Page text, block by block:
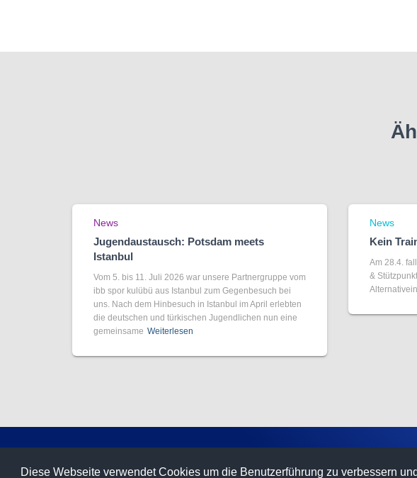
Diese Webseite verwendet Cookies um die Benutzerführung zu verbessern
News
Jugendaustausch: Potsdam meets
Istanbul
Vom 5. bis 11. Juli 2026 war unsere Partnergruppe vom
ibb spor kulübü aus Istanbul zum Gegenbesuch bei
uns. Nach dem Hinbesuch in Istanbul im April erlebten
die deutschen und türkischen Jugendlichen nun eine
gemeinsame Weiterlesen
News
Kein
Am 28.4.
&
STARTSEITE TERMINE DATENSCHUTZ IMPRESSUM